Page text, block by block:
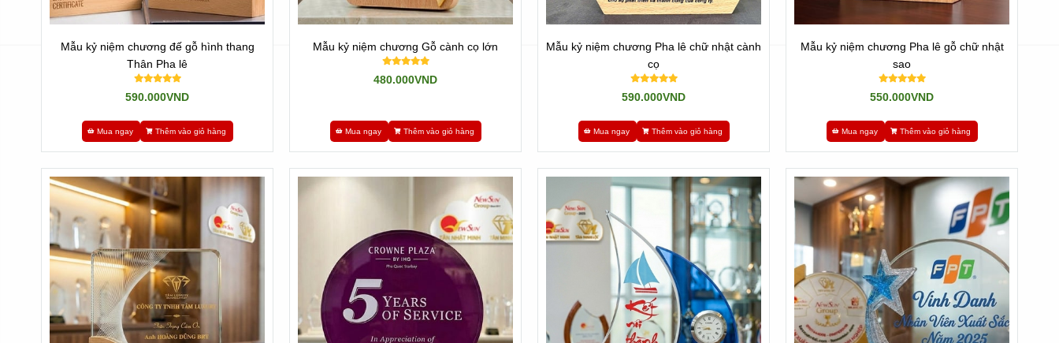
Mẫu kỷ niệm chương đế gỗ hình thang
Thân Pha lê
590.000VND
Mua ngay Thêm vào giỏ hàng
Mẫu kỷ niệm chương Gỗ cành cọ lớn
480.000VND
Mua ngay Thêm vào giỏ hàng
Mẫu kỷ niệm chương Pha lê chữ nhật cành
cọ
590.000VND
Mua ngay Thêm vào giỏ hàng
Mẫu kỷ niệm chương Pha lê gỗ chữ nhật
sao
550.000VND
Mua ngay Thêm vào giỏ hàng